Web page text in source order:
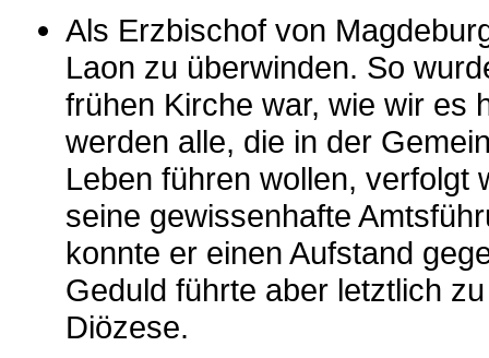
Als Erzbischof von
Laon zu überwinden. So
frühen Kirche war, wie wir es
werden alle, die in der
Leben führen wollen, verfolgt
seine gewissenhafte
konnte er einen Aufstand
Geduld führte aber letztlich
Diözese.